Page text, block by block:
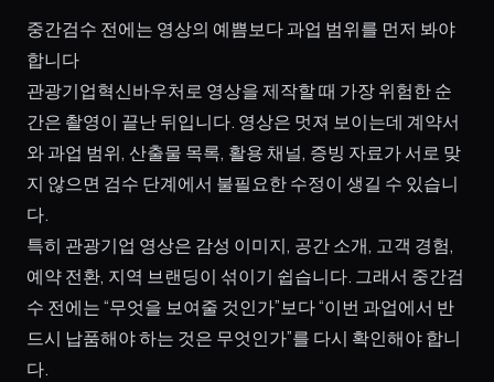
중간검수 전에는 영상의 예쁨보다 과업 범위를 먼저 봐야
합니다
관광기업혁신바우처로 영상을 제작할 때 가장 위험한 순
간은 촬영이 끝난 뒤입니다. 영상은 멋져 보이는데 계약서
와 과업 범위, 산출물 목록, 활용 채널, 증빙 자료가 서로 맞
지 않으면 검수 단계에서 불필요한 수정이 생길 수 있습니
다.
특히 관광기업 영상은 감성 이미지, 공간 소개, 고객 경험,
예약 전환, 지역 브랜딩이 섞이기 쉽습니다. 그래서 중간검
수 전에는 “무엇을 보여줄 것인가”보다 “이번 과업에서 반
드시 납품해야 하는 것은 무엇인가”를 다시 확인해야 합니
다.